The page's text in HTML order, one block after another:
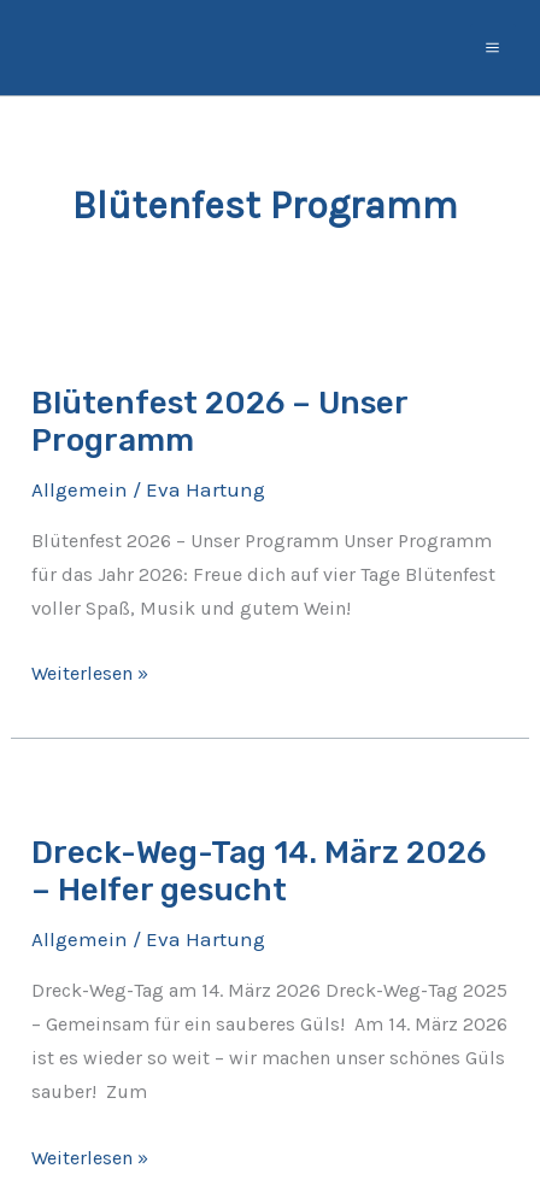
Blütenfest Programm
Blütenfest 2026 – Unser
Programm
Allgemein / Eva Hartung
Blütenfest 2026 – Unser Programm Unser Programm
für das Jahr 2026: Freue dich auf vier Tage Blütenfest
voller Spaß, Musik und gutem Wein!
–
Unser
Weiterlesen »
Dreck-Weg-Tag 14. März 2026
– Helfer gesucht
Allgemein / Eva Hartung
Dreck-Weg-Tag am 14. März 2026 Dreck-Weg-Tag 2025
– Gemeinsam für ein sauberes Güls! Am 14. März 2026
ist es wieder so weit – wir machen unser schönes Güls
sauber! Zum
Tag
14.
2026
–
Helfer
gesucht
Weiterlesen »